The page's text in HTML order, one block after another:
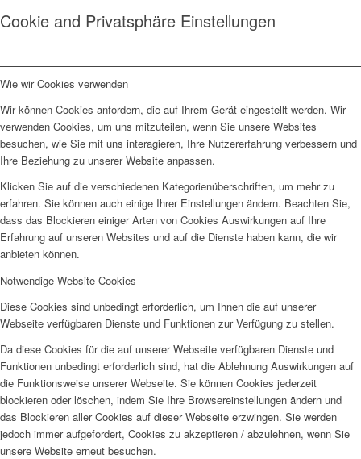
Cookie and Privatsphäre Einstellungen
Wie wir Cookies verwenden
Wir können Cookies anfordern, die auf Ihrem Gerät eingestellt werden. Wir
verwenden Cookies, um uns mitzuteilen, wenn Sie unsere Websites
besuchen, wie Sie mit uns interagieren, Ihre Nutzererfahrung verbessern und
Ihre Beziehung zu unserer Website anpassen.
Klicken Sie auf die verschiedenen Kategorienüberschriften, um mehr zu
erfahren. Sie können auch einige Ihrer Einstellungen ändern. Beachten Sie,
dass das Blockieren einiger Arten von Cookies Auswirkungen auf Ihre
Erfahrung auf unseren Websites und auf die Dienste haben kann, die wir
anbieten können.
Notwendige Website Cookies
Diese Cookies sind unbedingt erforderlich, um Ihnen die auf unserer
Webseite verfügbaren Dienste und Funktionen zur Verfügung zu stellen.
Da diese Cookies für die auf unserer Webseite verfügbaren Dienste und
Funktionen unbedingt erforderlich sind, hat die Ablehnung Auswirkungen auf
die Funktionsweise unserer Webseite. Sie können Cookies jederzeit
blockieren oder löschen, indem Sie Ihre Browsereinstellungen ändern und
das Blockieren aller Cookies auf dieser Webseite erzwingen. Sie werden
jedoch immer aufgefordert, Cookies zu akzeptieren / abzulehnen, wenn Sie
unsere Website erneut besuchen.